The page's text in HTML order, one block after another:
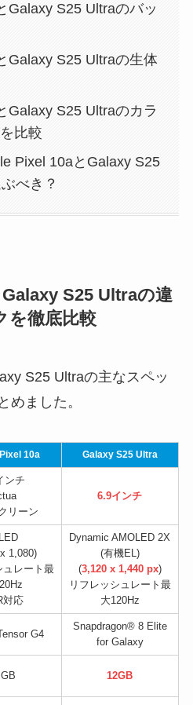
Galaxy S25 Ultraのバッ
Galaxy S25 Ultraの生体
Galaxy S25 Ultraのカラ
比較
Pixel 10aとGalaxy S25
べき？
S25 Ultraの違
を徹底比較
S25 Ultraの主なスペッ
めました。
10a Galaxy S25 Ultra
ンチ
リーン
6.9インチ
1,080)
ュレート最
対応
Dynamic AMOLED 2X
(有機EL)
(3,120 x 1,440 px)
リフレッシュレート最
大120Hz
G4
Snapdragon® 8 Elite
for Galaxy
GB 12GB